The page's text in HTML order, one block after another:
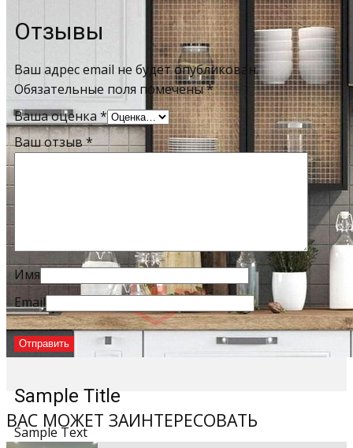
Sample Title
Sample Text
Отзывы
Ваш адрес email не будет опубликован.
Обязательные поля помечены*
Ваша оценка *
Ваш отзыв*
Имя
Email
ВАС МОЖЕТ ЗАИНТЕРЕСОВАТЬ